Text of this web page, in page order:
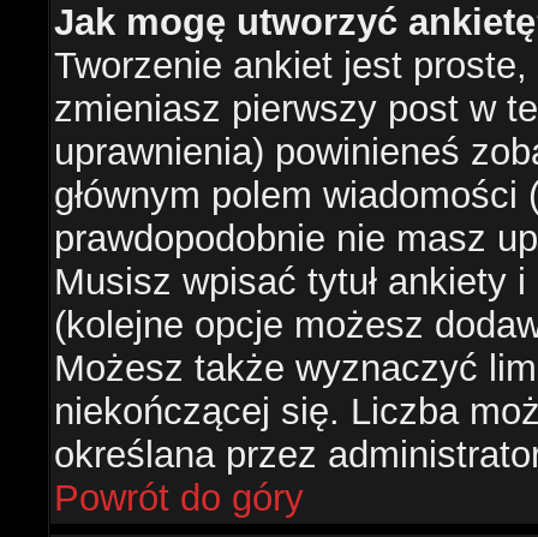
Jak mogę utworzyć
Tworzenie ankiet jest
zmieniasz pierwszy post w
uprawnienia) powinieneś
głównym polem
prawdopodobnie nie masz
Musisz wpisać tytuł ankiety
(kolejne opcje możesz
Możesz także wyznaczyć
niekończącej się. Liczba
określana przez
Powrót do góry